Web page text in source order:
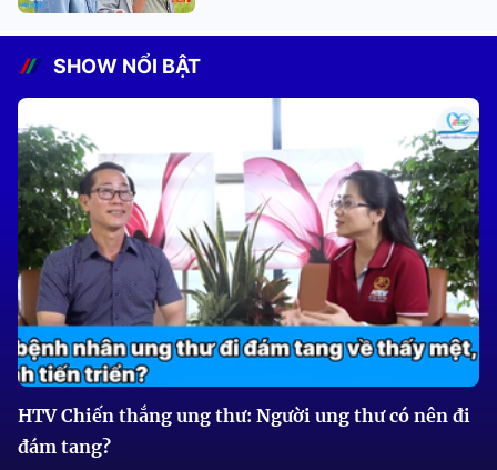
SHOW NỔI BẬT
HTV Chiến thắng ung thư: Người ung thư có nên đi
đám tang?